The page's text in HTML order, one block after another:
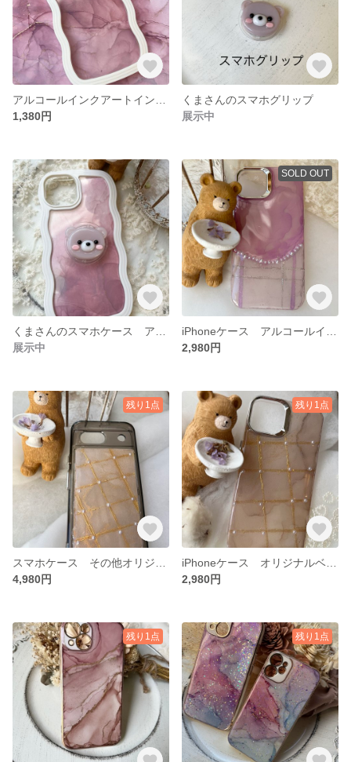
1,380円
くまさんのスマホグリップ
展示中
展示中
SOLD OUT
2,980円
残り1点
4,980円
残り1点
2,980円
残り1点 残り1点